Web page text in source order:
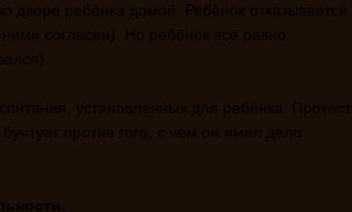
ребёнка домой. Ребёнок отказывается.
согласен). Но ребёнок всё равно
установленных для ребёнка. Протест
против того, с чем он имел дело